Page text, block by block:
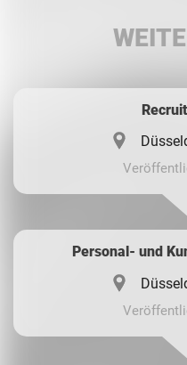
Personal- und